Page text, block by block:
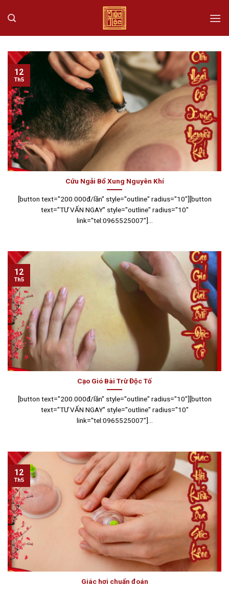
Cứu Ngải Bổ Xung Nguyên Khí
[button text="200.000đ/lần" style="outline" radius="10"][button
text="TƯ VẤN NGAY" style="outline" radius="10"
link="tel:0965525007"]...
12
Th5
Cạo Gió Bài Trừ Độc Tố
[button text="200.000đ/lần" style="outline" radius="10"][button
text="TƯ VẤN NGAY" style="outline" radius="10"
link="tel:0965525007"]...
12
Th5
Giác hơi chuẩn đoán
12
Th5